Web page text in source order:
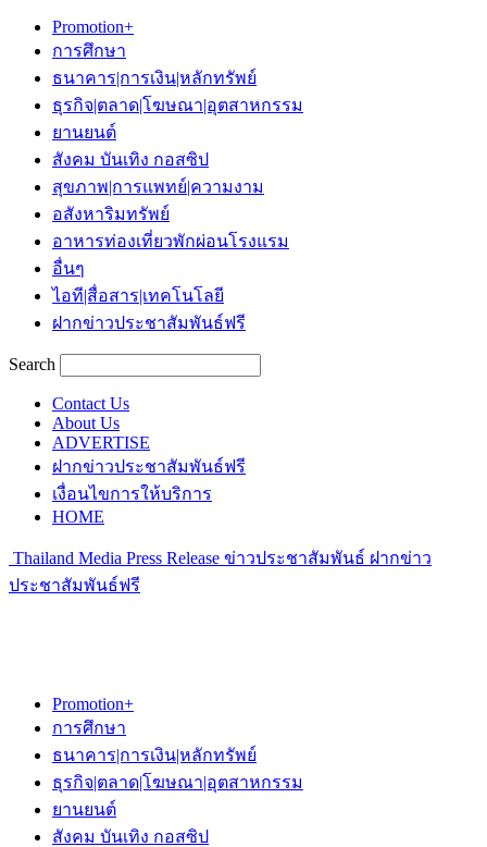
Promotion+
การศึกษา
ธนาคาร|การเงิน|หลักทรัพย์
ธุรกิจ|ตลาด|โฆษณา|อุตสาหกรรม
ยานยนต์
สังคม บันเทิง กอสซิป
สุขภาพ|การแพทย์|ความงาม
อสังหาริมทรัพย์
อาหารท่องเที่ยวพักผ่อนโรงแรม
อื่นๆ
ไอที|สื่อสาร|เทคโนโลยี
ฝากข่าวประชาสัมพันธ์ฟรี
Search
Contact Us
About Us
ADVERTISE
ฝากข่าวประชาสัมพันธ์ฟรี
เงื่อนไขการให้บริการ
HOME
Thailand Media Press Release ข่าวประชาสัมพันธ์ ฝากข่าว
ประชาสัมพันธ์ฟรี
Promotion+
การศึกษา
ธนาคาร|การเงิน|หลักทรัพย์
ธุรกิจ|ตลาด|โฆษณา|อุตสาหกรรม
ยานยนต์
สังคม บันเทิง กอสซิป